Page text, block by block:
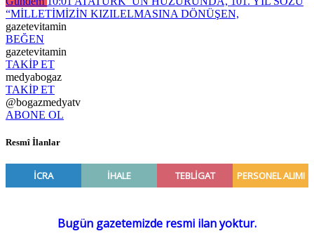
“MİLLETİMİZİN KIZILELMASINA DÖNÜŞEN,
gazetevitamin
BEĞEN
gazetevitamin
TAKİP ET
medyabogaz
TAKİP ET
@bogazmedyatv
ABONE OL
Resmî İlanlar